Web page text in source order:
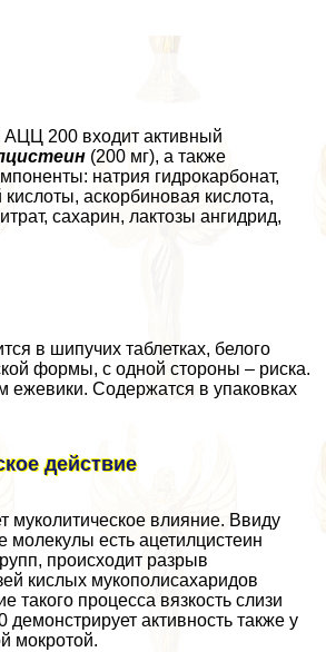
АЦЦ 200 входит активный
(200 мг), а также
натрия гидрокарбонат,
аскорбиновая кислота,
сахарин, лактозы ангидрид,
в шипучих таблетках, белого
формы, с одной стороны – риска.
ежевики. Содержатся в упаковках
действие
муколитическое влияние. Ввиду
молекулы есть ацетилцистеин
происходит разрыв
кислых мукополисахаридов
такого процесса вязкость слизи
активность также у
мокротой.